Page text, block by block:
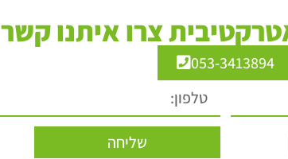
צרו איתנו קשר
053-3413894
שליחה